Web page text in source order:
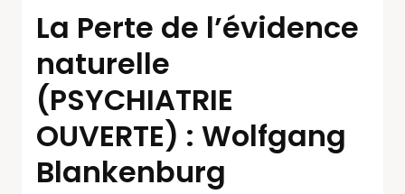
La Perte de l’évidence
naturelle
(PSYCHIATRIE
OUVERTE) : Wolfgang
Blankenburg